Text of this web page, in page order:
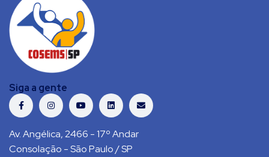
Siga a gente
Av. Angélica, 2466 - 17º Andar
Consolação - São Paulo / SP